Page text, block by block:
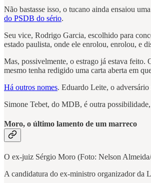
Não bastasse isso, o tucano ainda ensaiou
do PSDB do sério.
Seu vice, Rodrigo Garcia, escolhido para
estado paulista, onde ele enrolou, enrolou, e
Mas, possivelmente, o estrago já estava
mesmo tenha redigido uma carta aberta em
Há outros nomes. Eduardo Leite, o
Simone Tebet, do MDB, é outra
Moro, o último lamento de um marreco
O ex-juiz Sérgio Moro (Foto: Nelson
A candidatura do ex-ministro organizador da